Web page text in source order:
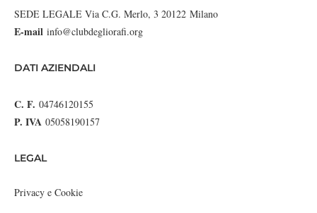
SEDE LEGALE Via C.G. Merlo, 3 20122 Milano
E-mail info@clubdegliorafi.org
DATI AZIENDALI
C. F. 04746120155
P. IVA 05058190157
LEGAL
Privacy e Cookie